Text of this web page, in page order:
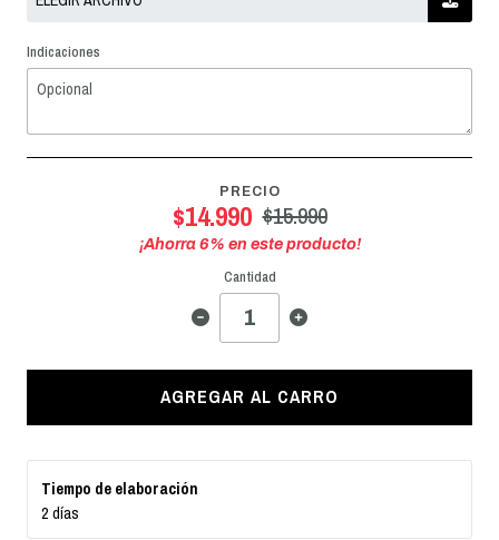
Indicaciones
PRECIO
$14.990 $15.990
¡Ahorra6% en este producto!
Cantidad
AGREGAR AL CARRO
Tiempo de elaboración
2 días